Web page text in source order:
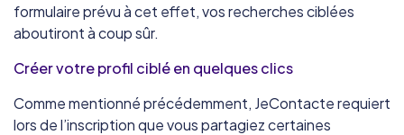
formulaire prévu à cet effet, vos recherches ciblées
aboutiront à coup sûr.
Créer votre profil ciblé en quelques clics
Comme mentionné précédemment, JeContacte requiert
lors de l’inscription que vous partagiez certaines